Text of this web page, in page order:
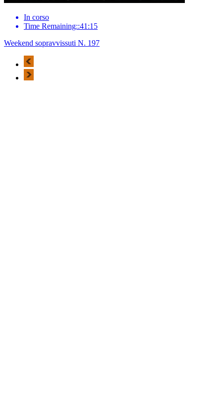
In corso
Time Remaining::41:15
Weekend sopravvissuti N. 197